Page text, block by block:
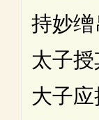
持妙
太子授
大子